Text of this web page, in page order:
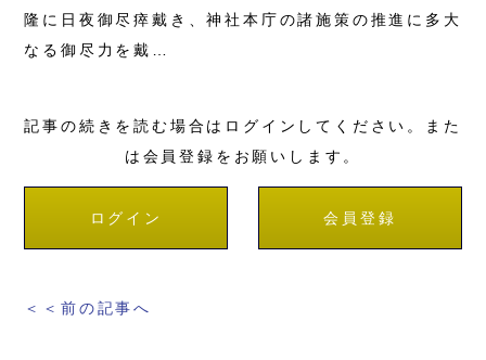
隆に日夜御尽瘁戴き、神社本庁の諸施策の推進に多大
なる御尽力を戴…
記事の続きを読む場合はログインしてください。また
は会員登録をお願いします。
ログイン 会員登録
＜＜前の記事へ